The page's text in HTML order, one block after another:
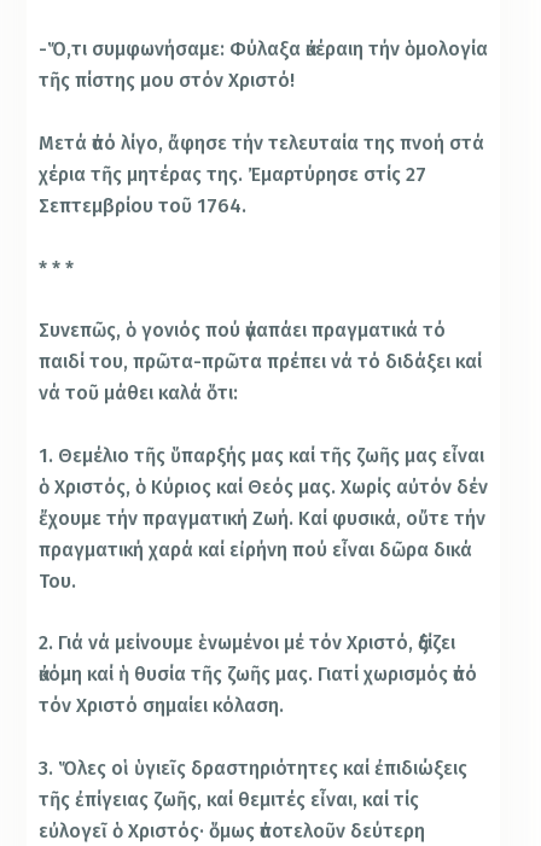
-Ὅ,τι συμφωνήσαμε: Φύλαξα ἀκέραιη τήν ὁμολογία
τῆς πίστης μου στόν Χριστό!
Μετά ἀπό λίγο, ἄφησε τήν τελευταία της πνοή στά
χέρια τῆς μητέρας της. Ἐμαρτύρησε στίς 27
Σεπτεμβρίου τοῦ 1764.
* * *
Συνεπῶς, ὁ γονιός πού ἀγαπάει πραγματικά τό
παιδί του, πρῶτα-πρῶτα πρέπει νά τό διδάξει καί
νά τοῦ μάθει καλά ὅτι:
1. Θεμέλιο τῆς ὕπαρξής μας καί τῆς ζωῆς μας εἶναι
ὁ Χριστός, ὁ Κύριος καί Θεός μας. Χωρίς αὐτόν δέν
ἔχουμε τήν πραγματική Ζωή. Καί φυσικά, οὔτε τήν
πραγματική χαρά καί εἰρήνη πού εἶναι δῶρα δικά
Του.
2. Γιά νά μείνουμε ἑνωμένοι μέ τόν Χριστό, ἀξίζει
ἀκόμη καί ἡ θυσία τῆς ζωῆς μας. Γιατί χωρισμός ἀπό
τόν Χριστό σημαίει κόλαση.
3. Ὅλες οἱ ὑγιεῖς δραστηριότητες καί ἐπιδιώξεις
τῆς ἐπίγειας ζωῆς, καί θεμιτές εἶναι, καί τίς
εὐλογεῖ ὁ Χριστός· ὅμως ἀποτελοῦν δεύτερη